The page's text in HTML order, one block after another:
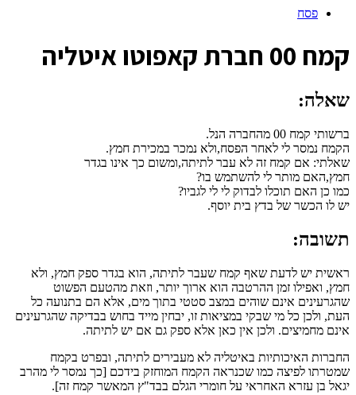
פסח
קמח 00 חברת קאפוטו איטליה
שאלה:
ברשותי קמח 00 מהחברה הנל.
הקמח נמסר לי לאחר הפסח,ולא נמכר במכירת חמץ.
שאלתי: אם קמח זה לא עבר לתיתה,ומשום כך אינו בגדר
חמץ,האם מותר לי להשתמש בו?
כמו כן האם תוכלו לבדוק לי לי לגביו?
יש לו הכשר של בדץ בית יוסף.
תשובה:
ראשית יש לדעת שאף קמח שעבר לתיתה, הוא בגדר ספק חמץ, ולא
חמץ, ואפילו זמן ההרטבה הוא ארוך יותר, וזאת מהטעם הפשוט
שהגרעינים אינם שוהים במצב סטטי בתוך מים, אלא הם בתנועה כל
העת, ולכן כל מי שבקי במציאות זו, יבחין מייד בחוש בבדיקה שהגרעינים
אינם מחמיצים. ולכן אין כאן אלא ספק גם אם יש לתיתה.
החברות האיכותיות באיטליה לא מעבירים לתיתה, ובפרט בקמח
שמטרתו לפיצה כמו שכנראה הקמח המוחזק בידכם [כך נמסר לי מהרב
יגאל בן עזרא האחראי על חומרי הגלם בבד"ץ המאשר קמח זה].